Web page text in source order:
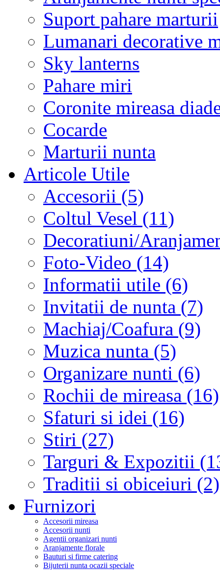
Suport pahare marturii
Lumanari decorative
Sky lanterns
Pahare miri
Coronite mireasa
Cocarde
Marturii nunta
Articole Utile
Accesorii (5)
Coltul Vesel (11)
Decoratiuni/
Foto-Video (14)
Informatii utile (6)
Invitatii de nunta (7)
Machiaj/Coafura (9)
Muzica nunta (5)
Organizare nunti (6)
Rochii de mireasa (16)
Sfaturi si idei (16)
Stiri (27)
Targuri & Expozitii
Traditii si obiceiuri (2)
Furnizori
Accesorii mireasa
Accesorii nunti
Agentii organizari nunti
Aranjamente florale
Bauturi si firme catering
Bijuterii nunta ocazii speciale